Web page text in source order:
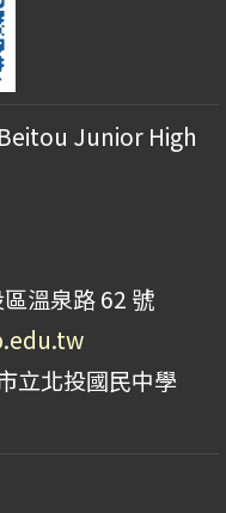
Junior High
溫泉路 62 號
立北投國民中學